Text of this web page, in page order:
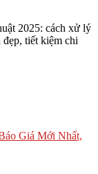
2025: cách xử lý
tiết kiệm chi
Giá Mới Nhất,